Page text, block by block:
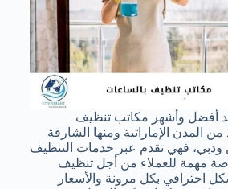
أفضل وأشهر مكاتب تنظيف
المدن الإماراتية ومنها الشارقة
ودبي، فهي تقدم عبر خدمات التنظيف
مهمة للعملاء من أجل تنظيف
احترافي بكل مرونة والأسعار